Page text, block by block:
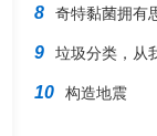
8 奇特黏菌拥有思
9 垃圾分类，从
10 构造地震